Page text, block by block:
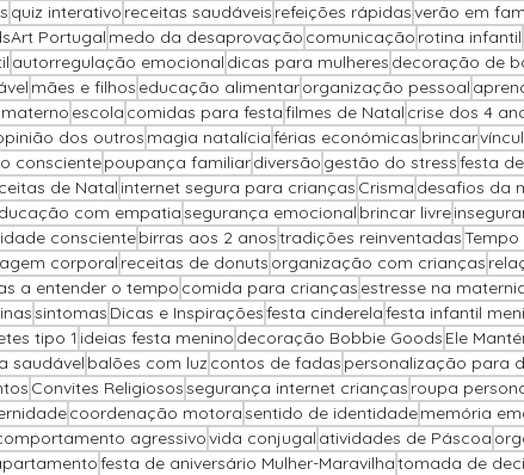
quiz interativo receitas saudáveis refeições rápidasverão em
Portugal medo da desaprovação comunicação rotina infantil
autorregulação emocional dicas para mulheres decoração de
mães e filhos educação alimentarorganização pessoal
escola comidas para festafilmes de Natal crise dos 4
dos outros magia natalíciaférias económicas brincar
conscientepoupança familiardiversão gestão do stressfesta
de Natal internet segura para crianças Crisma desafios da
com empatiasegurança emocional brincar livre
conscientebirras aos 2 anostradições reinventadas
corporal receitas de donuts organização com crianças
a entender o tempo comida para crianças estresse na
sintomas Dicas e Inspiraçõesfesta cinderelafesta infantil
tipo 1 ideias festa menino decoração Bobbie Goods Ele
saudável balões com luz contos de fadas personalização para
Convites Religiosossegurança internet crianças roupa
coordenação motorasentido de identidadememória
agressivovida conjugal atividades de Páscoa
festa de aniversário Mulher-Maravilhatomada de